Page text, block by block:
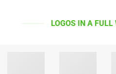
LOGOS IN A FULL